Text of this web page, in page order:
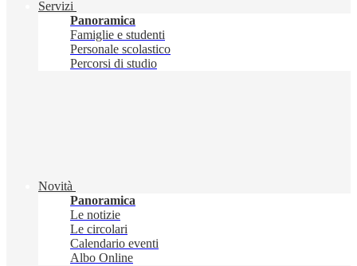
Servizi
Panoramica
Famiglie e studenti
Personale scolastico
Percorsi di studio
Novità
Panoramica
Le notizie
Le circolari
Calendario eventi
Albo Online